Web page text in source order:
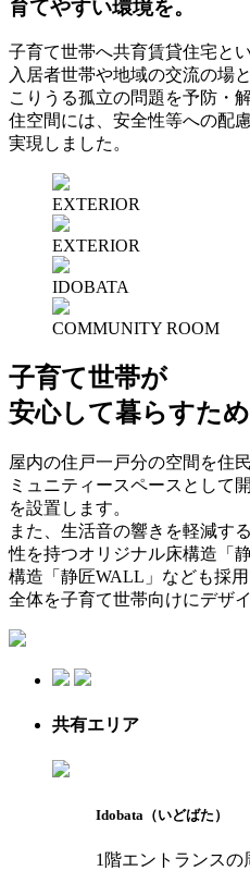
育てやすい環境を。
子育て世帯へ共育賃貸住宅と
入居者世帯や地域の交流の場
こりうる孤立の問題を予防・
住空間には、安全性等への配慮
実現しました。
EXTERIOR
EXTERIOR
IDOBATA
COMMUNITY ROOM
子育て世帯が
安心して暮らすた
屋内の住戸一戸分の空間を住
ミュニティースペースとして
を設置します。
また、生活音の響きを軽減す
性を持つオリジナル床構造「
構造「静匠WALL」なども採
全体を子育て世帯向けにデザ
共有エリア
Idobata（いどばた）
1階エントランス